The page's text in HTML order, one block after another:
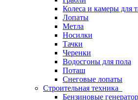
Колеса и камеры для
Лопаты
Метла
Носилки
Тачки
Черенки
Водосгоны для пола
Поташ
Снеговые лопаты
Строительная техника
Бензиновые